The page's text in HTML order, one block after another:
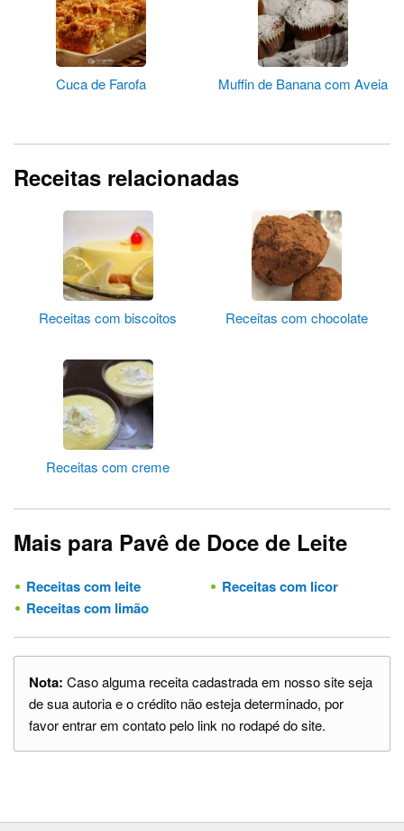
Cuca de Farofa Muffin de Banana com Aveia
Receitas relacionadas
Receitas com biscoitos Receitas com chocolate
Receitas com creme
Mais para Pavê de Doce de Leite
Receitas com leite
Receitas com licor
Receitas com limão
Nota: Caso alguma receita cadastrada em nosso site seja
de sua autoria e o crédito não esteja determinado, por
favor entrar em contato pelo link no rodapé do site.